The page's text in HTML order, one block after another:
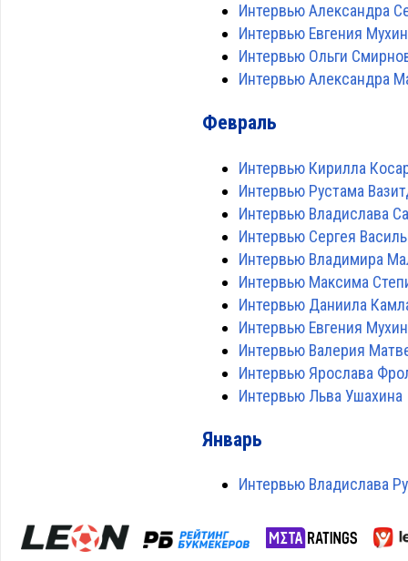
Интервью Александра
Интервью Евгения
Интервью Ольги
Интервью Александра
Февраль
Интервью Кирилла
Интервью Рустама
Интервью Владислава
Интервью Сергея
Интервью Владимира
Интервью Максима
Интервью Даниила
Интервью Евгения
Интервью Валерия
Интервью Ярослава
Интервью Льва Ушахина
Январь
Интервью Владислава